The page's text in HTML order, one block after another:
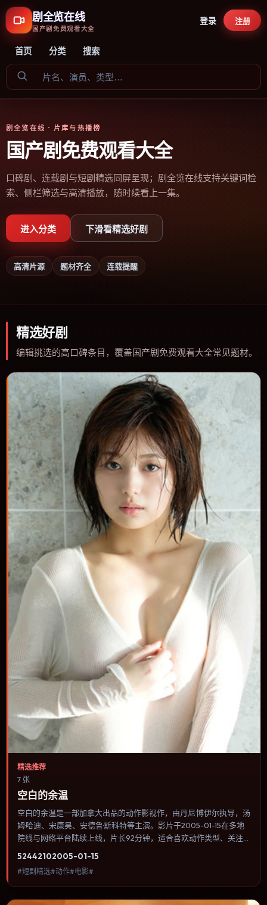
剧全览在线
国产剧免费观看大全
首页 分类 搜索
登录 注册
剧全览在线 · 片库与热播榜
国产剧免费观看大全
口碑剧、连载剧与短剧精选同屏呈现；剧全览在线支持关键词检
索、侧栏筛选与高清播放，随时续看上一集。
进入分类 下滑看精选好剧
高清片源 题材齐全 连载提醒
精选好剧
编辑挑选的高口碑条目，覆盖国产剧免费观看大全常见题材。
精选推荐
7 张
空白的余温
空白的余温是一部加拿大出品的动作影视作，由丹尼·博伊尔执导，汤
姆·哈迪、宋康昊、安德鲁·斯科特等主演。影片于2005-01-15在多地
院线与网络平台陆续上线，片长92分钟，适合喜欢动作类型、关注人
视听语言统一，可作为休闲观影或类型片补片的选择。
52442102005-01-15
#短剧精选#动作#电影#